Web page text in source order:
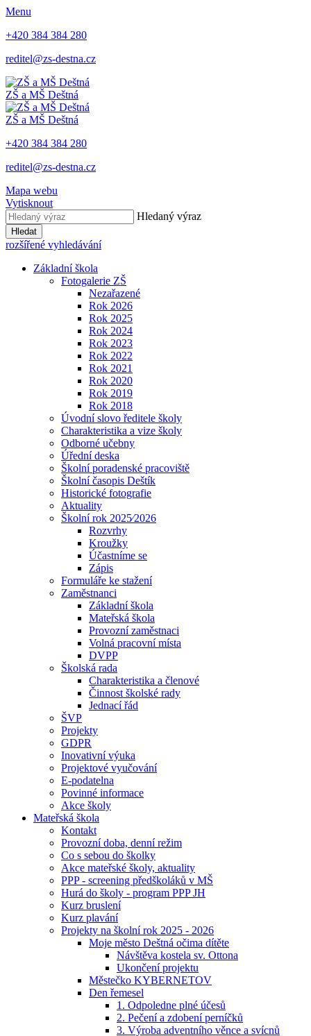
Menu
+420 384 384 280
reditel@zs-destna.cz
ZŠ a MŠ Deštná
ZŠ a MŠ Deštná
+420 384 384 280
reditel@zs-destna.cz
Mapa webu
Vytisknout
Hledaný výraz
Hledat
rozšířené vyhledávání
Základní škola
Fotogalerie ZŠ
Nezařazené
Rok 2026
Rok 2025
Rok 2024
Rok 2023
Rok 2022
Rok 2021
Rok 2020
Rok 2019
Rok 2018
Úvodní slovo ředitele školy
Charakteristika a vize školy
Odborné učebny
Úřední deska
Školní poradenské pracoviště
Školní časopis Deštík
Historické fotografie
Aktuality
Školní rok 2025⁄2026
Rozvrhy
Kroužky
Účastníme se
Zápis
Formuláře ke stažení
Zaměstnanci
Základní škola
Mateřská škola
Provozní zaměstnaci
Volná pracovní místa
DVPP
Školská rada
Charakteristika a členové
Činnost školské rady
Jednací řád
ŠVP
Projekty
GDPR
Inovativní výuka
Projektové vyučování
E-podatelna
Povinné informace
Akce školy
Mateřská škola
Kontakt
Provozní doba, denní režim
Co s sebou do školky
Akce mateřské školy, aktuality
PPP - screening předškoláků v MŠ
Hurá do školy - program PPP JH
Kurz bruslení
Kurz plavání
Projekty na školní rok 2025 - 2026
Moje město Deštná očima dítěte
Návštěva kostela sv. Ottona
Ukončení projektu
Městečko KYBERNETOV
Den řemesel
1. Odpoledne plné účesů
2. Pečení a zdobení perníčků
3. Výroba adventního věnce a svícnů